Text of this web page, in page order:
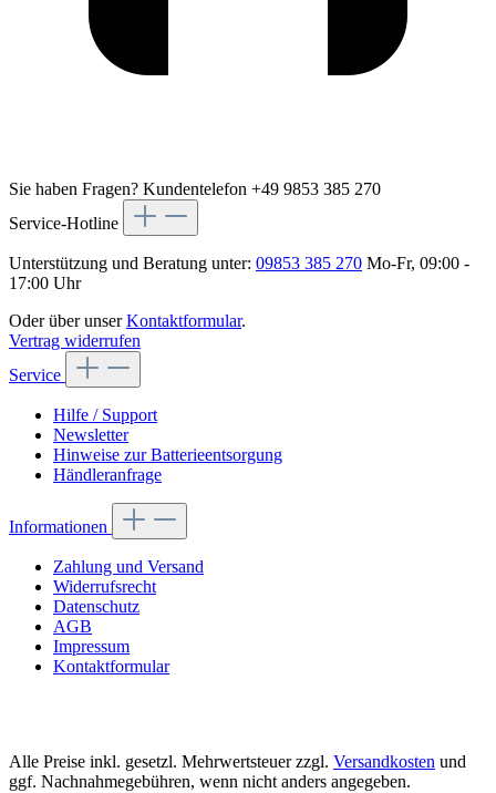
Sie haben Fragen? Kundentelefon +49 9853 385 270
Service-Hotline
Unterstützung und Beratung unter: 09853 385 270 Mo-Fr, 09:00 -
17:00 Uhr
Oder über unserKontaktformular.
Vertrag widerrufen
Service
Hilfe / Support
Newsletter
Hinweise zur Batterieentsorgung
Händleranfrage
Informationen
Zahlung und Versand
Widerrufsrecht
Datenschutz
AGB
Impressum
Kontaktformular
Alle Preise inkl. gesetzl. Mehrwertsteuer zzgl. Versandkosten und
ggf. Nachnahmegebühren, wenn nicht anders angegeben.